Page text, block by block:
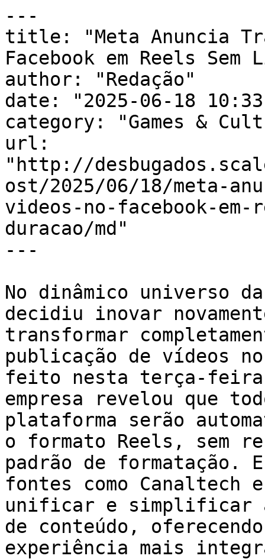
---
title: "Meta Anuncia
Facebook em Reels
author: "Redação"
date: "2025-06-18
category: "Games &
url:
"http://
ost/2025/06/18/meta-
videos-no-facebook-
duracao/md"
---
No dinâmico universo
decidiu inovar
transformar
publicação de vídeos no
feito nesta terça-
empresa revelou que
plataforma serão
o formato Reels, sem
padrão de formatação.
fontes como Canaltech
unificar e simplificar
de conteúdo,
experiência mais